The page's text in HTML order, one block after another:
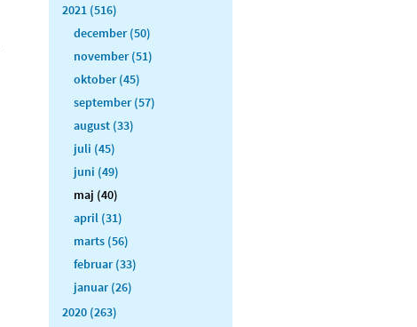
2021 (516)
december (50)
november (51)
oktober (45)
september (57)
august (33)
juli (45)
juni (49)
maj (40)
april (31)
marts (56)
februar (33)
januar (26)
2020 (263)